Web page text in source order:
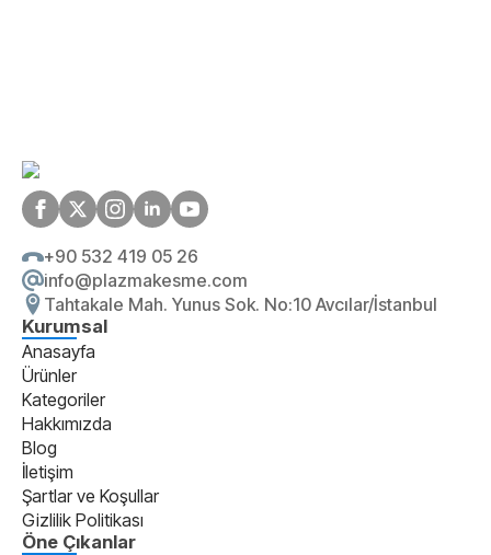
+90 532 419 05 26
info@plazmakesme.com
Tahtakale Mah. Yunus Sok. No:10 Avcılar/İstanbul
Kurumsal
Anasayfa
Ürünler
Kategoriler
Hakkımızda
Blog
İletişim
Şartlar ve Koşullar
Gizlilik Politikası
Öne Çıkanlar